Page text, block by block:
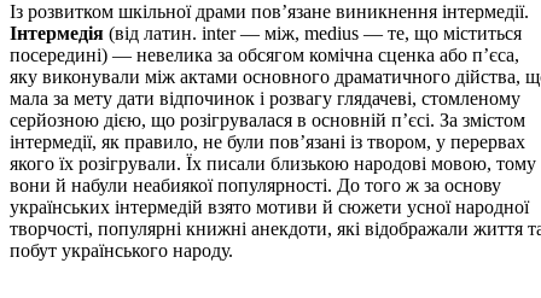
Із розвитком шкільної драми пов’язане виникнення інтермедії.
Інтермедія (від латин. inter — між, medius — те, що міститься
посередині) — невелика за обсягом комічна сценка або п’єса,
яку виконували між актами основного драматичного дійства,
мала за мету дати відпочинок і розвагу глядачеві, стомленому
серйозною дією, що розігрувалася в основній п’єсі. За змістом
інтермедії, як правило, не були пов’язані із твором, у перервах
якого їх розігрували. Їх писали близькою народові мовою, тому
вони й набули неабиякої популярності. До того ж за основу
українських інтермедій взято мотиви й сюжети усної народної
творчості, популярні книжні анекдоти, які відображали життя
побут українського народу.